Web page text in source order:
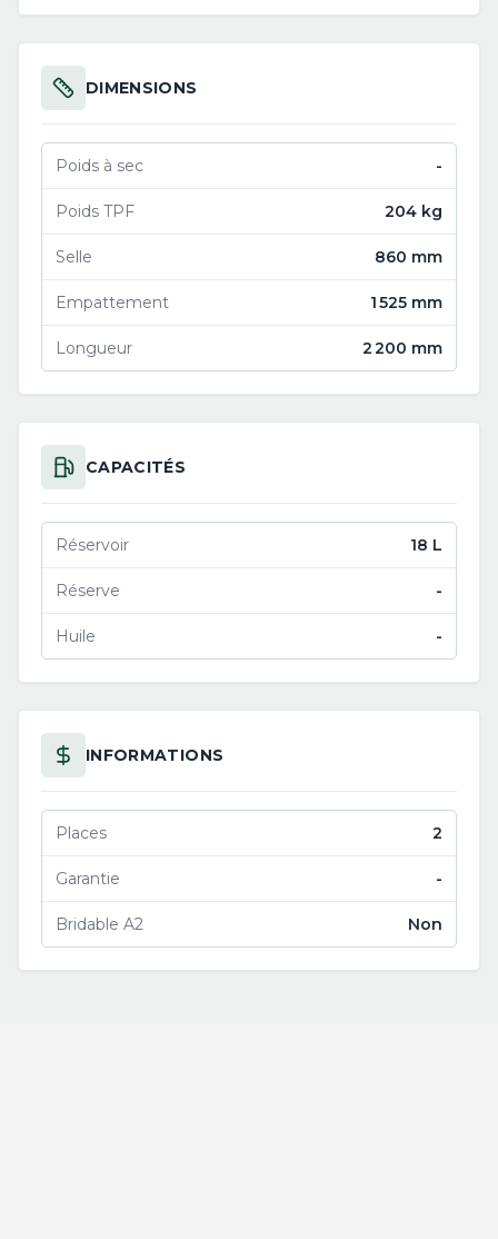
DIMENSIONS
Poids à sec -
Poids TPF 204 kg
Selle 860 mm
Empattement 1 525 mm
Longueur 2 200 mm
CAPACITÉS
Réservoir 18 L
Réserve -
Huile -
INFORMATIONS
Places 2
Garantie -
Bridable A2 Non